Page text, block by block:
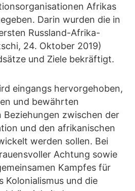
Afrikas
Darin wurden die in
Russland-Afrika-
24. Oktober 2019)
und Ziele bekräftigt.
eingangs hervorgehoben,
und bewährten
zwischen der
und den afrikanischen
werden sollen. Bei
Achtung sowie
Kampfes für
Kolonialismus und die